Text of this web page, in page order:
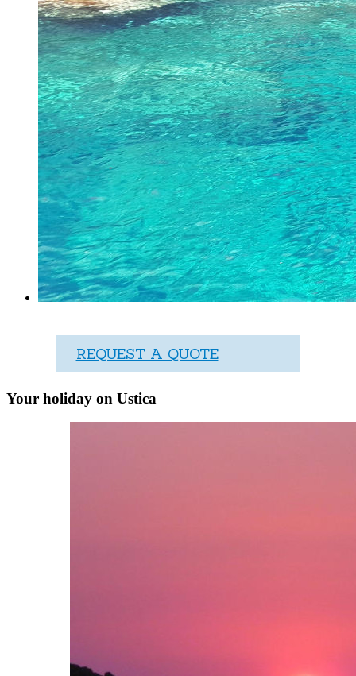
REQUEST A QUOTE
Your holiday on Ustica